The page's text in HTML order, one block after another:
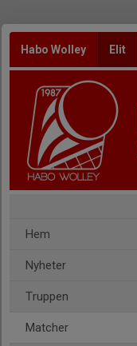
Habo Wolley Elit
Hem
Nyheter
Truppen
Matcher